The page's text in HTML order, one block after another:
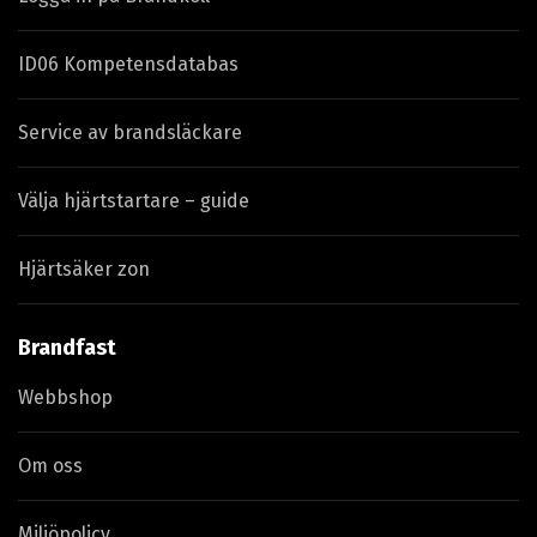
ID06 Kompetensdatabas
Service av brandsläckare
Välja hjärtstartare – guide
Hjärtsäker zon
Brandfast
Webbshop
Om oss